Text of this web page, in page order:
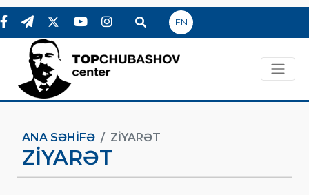
EN
ANA SƏHIFƏ ZIYARƏT
ZIYARƏT